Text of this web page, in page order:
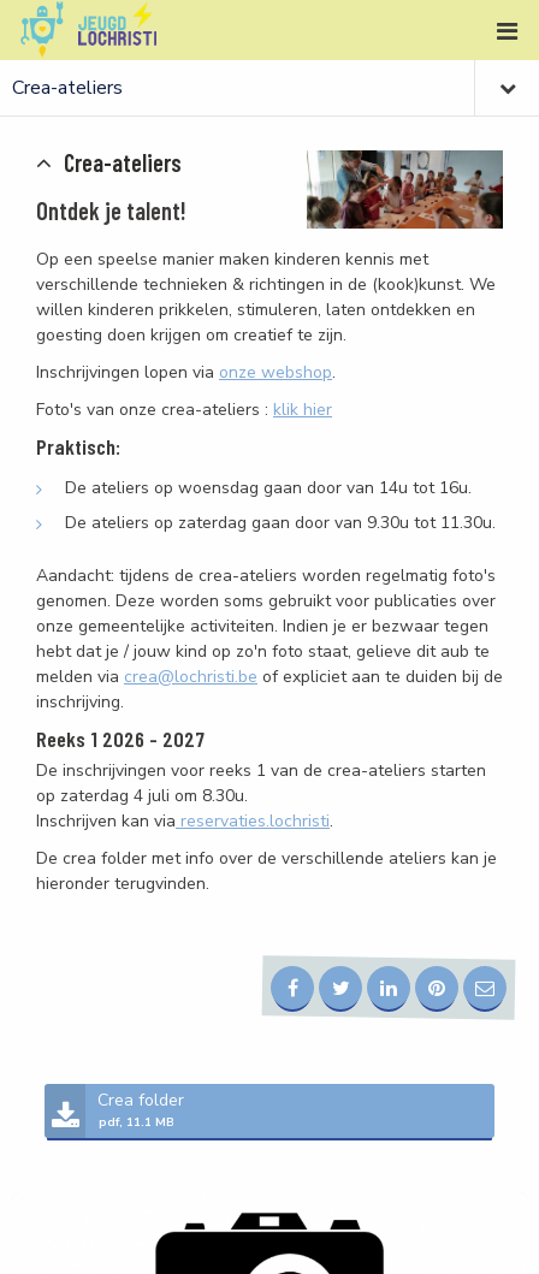
Crea-ateliers
Ontdek je talent!
Op een speelse manier maken kinderen kennis met
verschillende technieken & richtingen in de (kook)kunst. We
willen kinderen prikkelen, stimuleren, laten ontdekken en
goesting doen krijgen om creatief te zijn.
Inschrijvingen lopen via onze webshop.
Foto's van onze crea-ateliers : klik hier
Praktisch:
De ateliers op woensdag gaan door van 14u tot 16u.
De ateliers op zaterdag gaan door van 9.30u tot 11.30u.
Aandacht: tijdens de crea-ateliers worden regelmatig foto's
genomen. Deze worden soms gebruikt voor publicaties over
onze gemeentelijke activiteiten. Indien je er bezwaar tegen
hebt dat je / jouw kind op zo'n foto staat, gelieve dit aub te
melden via crea@lochristi.be of expliciet aan te duiden bij de
inschrijving.
Reeks 1 2026 - 2027
De inschrijvingen voor reeks 1 van de crea-ateliers starten
op zaterdag 4 juli om 8.30u.
Inschrijven kan via reservaties.lochristi.
De crea folder met info over de verschillende ateliers kan je
hieronder terugvinden.
Crea folder
pdf, 11.1 MB